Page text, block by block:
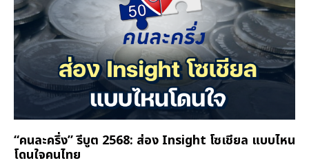
“คนละครึ่ง” รีบูต 2568: ส่อง Insight โซเชียล แบบไหน
โดนใจคนไทย